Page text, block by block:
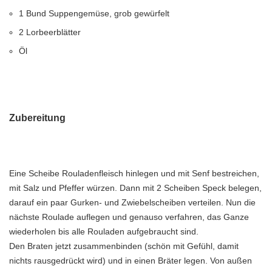
1 Bund Suppengemüse, grob gewürfelt
2 Lorbeerblätter
Öl
Zubereitung
Eine Scheibe Rouladenfleisch hinlegen und mit Senf bestreichen,
mit Salz und Pfeffer würzen. Dann mit 2 Scheiben Speck belegen,
darauf ein paar Gurken- und Zwiebelscheiben verteilen. Nun die
nächste Roulade auflegen und genauso verfahren, das Ganze
wiederholen bis alle Rouladen aufgebraucht sind.
Den Braten jetzt zusammenbinden (schön mit Gefühl, damit
nichts rausgedrückt wird) und in einen Bräter legen. Von außen